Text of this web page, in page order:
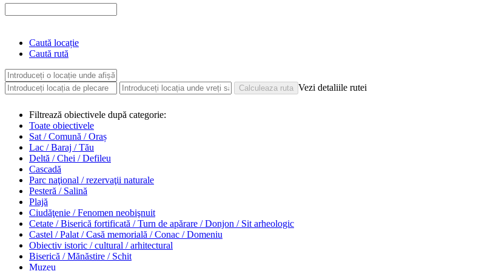
Caută locație
Caută rută
Vezi detaliile rutei
Filtrează obiectivele după categorie:
Toate obiectivele
Sat / Comună / Oraș
Lac / Baraj / Tău
Deltă / Chei / Defileu
Cascadă
Parc naţional / rezervaţii naturale
Pesteră / Salină
Plajă
Ciudăţenie / Fenomen neobişnuit
Cetate / Biserică fortificată / Turn de apărare / Donjon / Sit arheologic
Castel / Palat / Casă memorială / Conac / Domeniu
Obiectiv istoric / cultural / arhitectural
Biserică / Mănăstire / Schit
Muzeu